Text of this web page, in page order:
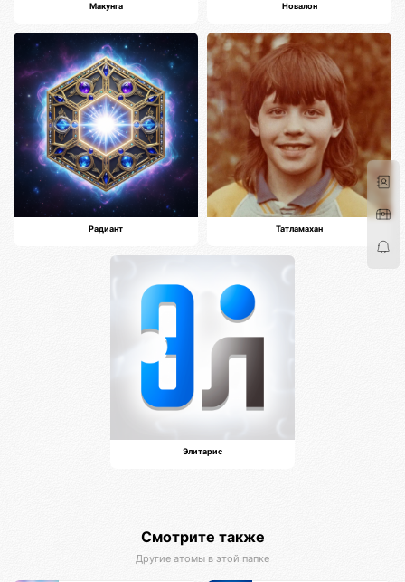
Макунга Новалон
Радиант Татламахан
Элитарис
Смотрите также
Другие атомы в этой папке